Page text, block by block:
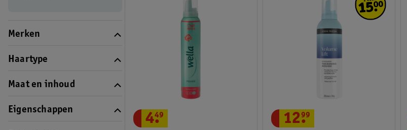
Merken
Haartype
Maat en inhoud
Eigenschappen
4.
49 12.
99